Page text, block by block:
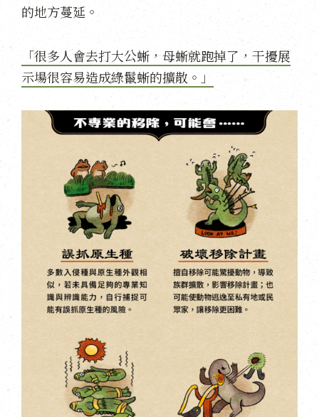
的地方蔓延。
「很多人會去打大公蜥，母蜥就跑掉了，干擾展
示場很容易造成綠鬣蜥的擴散。」